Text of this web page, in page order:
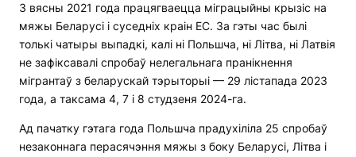
З вясны 2021 года працягваецца міграцыйны крызіс на
мяжы Беларусі і суседніх краін ЕС. За гэты час былі
толькі чатыры выпадкі, калі ні Польшча, ні Літва, ні Латвія
не зафіксавалі спробаў нелегальнага пранікнення
мігрантаў з беларускай тэрыторыі — 29 лістапада 2023
года, а таксама 4, 7 і 8 студзеня 2024-га.
Ад пачатку гэтага года Польшча прадухіліла 25 спробаў
незаконнага перасячэння мяжы з боку Беларусі, Літва і